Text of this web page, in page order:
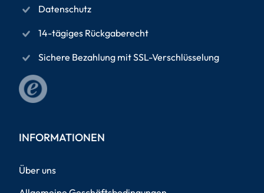
Datenschutz
14-tägiges Rückgaberecht
Sichere Bezahlung mit SSL-Verschlüsselung
INFORMATIONEN
Über uns